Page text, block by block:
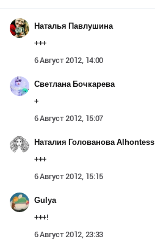
Наталья Павлушина
+++
6 Август 2012, 14:00
Светлана Бочкарева
+
6 Август 2012, 15:07
Наталия Голованова Alhontess
+++
6 Август 2012, 15:15
Gulya
+++!
6 Август 2012, 23:33